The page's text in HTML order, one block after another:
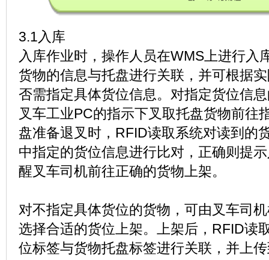
3.1入库
入库作业时，操作人员在WMS上进行入
货物的信息与托盘进行关联，并可根据
否需指定具体货位信息。对指定货位信
叉车工业PC的指示下叉取托盘货物前往
盘准备退叉时，RFID读取系统对读到的
中指定的货位信息进行比对，正确则提
醒叉车司机前往正确的货物上架。
对不指定具体货位的货物，可由叉车司
选择合适的货位上架。上架后，RFID读
位标签与货物托盘标签进行关联，并上